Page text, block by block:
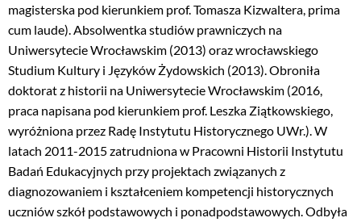
magisterska pod kierunkiem prof. Tomasza Kizwaltera, prima
cum laude). Absolwentka studiów prawniczych na
Uniwersytecie Wrocławskim (2013) oraz wrocławskiego
Studium Kultury i Języków Żydowskich (2013). Obroniła
doktorat z historii na Uniwersytecie Wrocławskim (2016,
praca napisana pod kierunkiem prof. Leszka Ziątkowskiego,
wyróżniona przez Radę Instytutu Historycznego UWr.). W
latach 2011-2015 zatrudniona w Pracowni Historii Instytutu
Badań Edukacyjnych przy projektach związanych z
diagnozowaniem i kształceniem kompetencji historycznych
uczniów szkół podstawowych i ponadpodstawowych. Odbyła